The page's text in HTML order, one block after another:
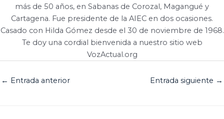
más de 50 años, en Sabanas de Corozal, Magangué y
Cartagena. Fue presidente de la AIEC en dos ocasiones.
Casado con Hilda Gómez desde el 30 de noviembre de 1968.
Te doy una cordial bienvenida a nuestro sitio web
VozActual.org
← Entrada anterior Entrada siguiente →